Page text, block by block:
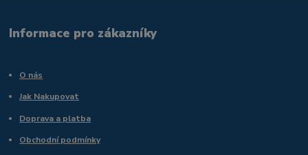
Informace pro zákazníky
O nás
Jak Nakupovat
Doprava a platba
Obchodní podmínky